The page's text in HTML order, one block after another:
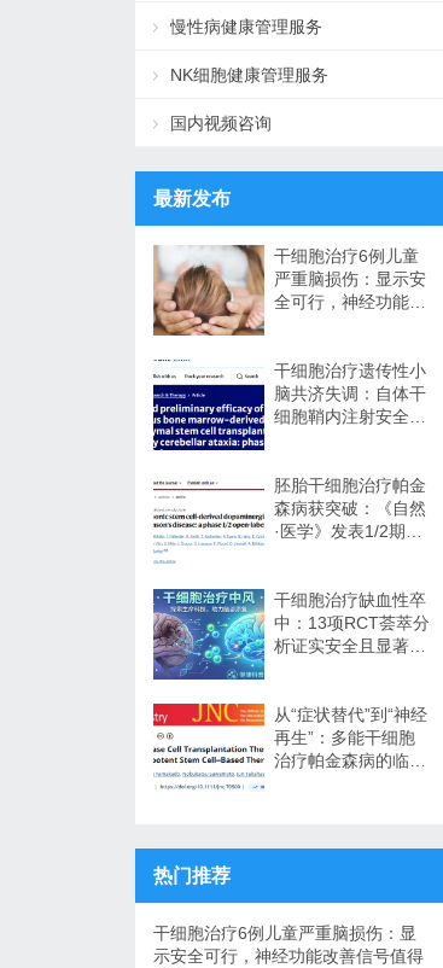
慢性病健康管理服务
NK细胞健康管理服务
国内视频咨询
最新发布
干细胞治疗6例儿童
严重脑损伤：显示安
全可行，神经功能改
干细胞治疗遗传性小
脑共济失调：自体干
细胞鞘内注射安全性
胚胎干细胞治疗帕金
森病获突破：《自然
·医学》发表1/2期临
干细胞治疗缺血性卒
中：13项RCT荟萃分
析证实安全且显著改
从“症状替代”到“神经
再生”：多能干细胞
治疗帕金森病的临床
热门推荐
干细胞治疗6例儿童严重脑损伤：显
示安全可行，神经功能改善信号值得